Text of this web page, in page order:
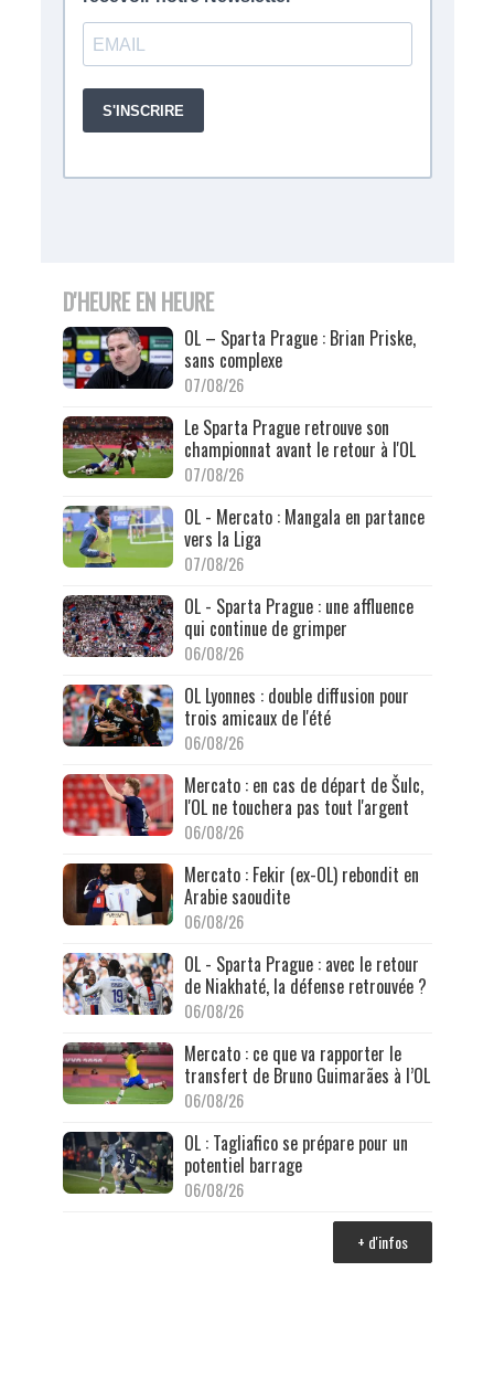
D'HEURE EN HEURE
OL – Sparta Prague : Brian Priske,
sans complexe
07/08/26
Le Sparta Prague retrouve son
championnat avant le retour à l'OL
07/08/26
OL - Mercato : Mangala en partance
vers la Liga
07/08/26
OL - Sparta Prague : une affluence
qui continue de grimper
06/08/26
OL Lyonnes : double diffusion pour
trois amicaux de l'été
06/08/26
Mercato : en cas de départ de Šulc,
l'OL ne touchera pas tout l'argent
06/08/26
Mercato : Fekir (ex-OL) rebondit en
Arabie saoudite
06/08/26
OL - Sparta Prague : avec le retour
de Niakhaté, la défense retrouvée ?
06/08/26
Mercato : ce que va rapporter le
transfert de Bruno Guimarães à l’OL
06/08/26
OL : Tagliafico se prépare pour un
potentiel barrage
06/08/26
+ d'infos